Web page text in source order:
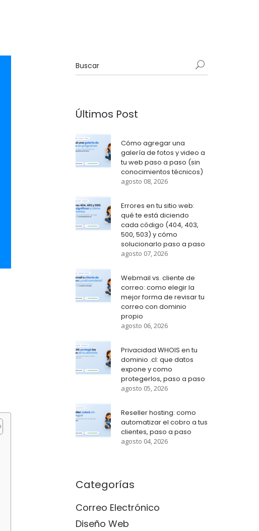
Últimos Post
Cómo agregar una
galería de fotos y video a
tu web paso a paso (sin
conocimientos técnicos)
agosto 08, 2026
Errores en tu sitio web:
qué te está diciendo
cada código (404, 403,
500, 503) y cómo
solucionarlo paso a paso
agosto 07, 2026
Webmail vs. cliente de
correo: como elegir la
mejor forma de revisar tu
correo con dominio
propio
agosto 06, 2026
Privacidad WHOIS en tu
dominio .cl: que datos
expone y como
protegerlos, paso a paso
agosto 05, 2026
Reseller hosting: como
automatizar el cobro a tus
clientes, paso a paso
agosto 04, 2026
Categorías
Correo Electrónico
Diseño Web